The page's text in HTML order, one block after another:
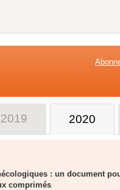
2019 2020
: un document
comprimés